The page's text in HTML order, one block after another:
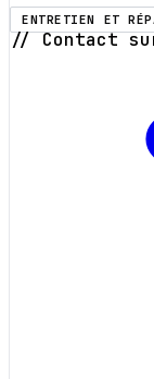
ENTRETIEN ET
// Contact sur